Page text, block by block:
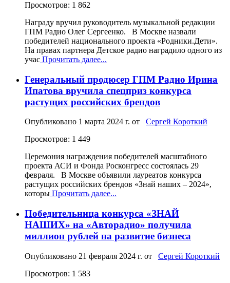
Просмотров: 1 862
Награду вручил руководитель музыкальной редакции
ГПМ Радио Олег Сергеенко. В Москве назвали
победителей национального проекта «Родники.Дети».
На правах партнера Детское радио наградило одного из
учас Прочитать далее...
Генеральный продюсер ГПМ Радио Ирина
Ипатова вручила спецприз конкурса
растущих российских брендов
Опубликовано 1 марта 2024 г. от Сергей Короткий
Просмотров: 1 449
Церемония награждения победителей масштабного
проекта АСИ и Фонда Росконгресс состоялась 29
февраля. В Москве объявили лауреатов конкурса
растущих российских брендов «Знай наших – 2024»,
которы Прочитать далее...
Победительница конкурса «ЗНАЙ
НАШИХ» на «Авторадио» получила
миллион рублей на развитие бизнеса
Опубликовано 21 февраля 2024 г. от Сергей Короткий
Просмотров: 1 583